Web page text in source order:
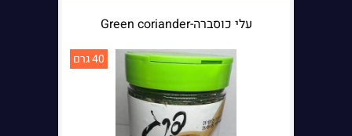
עלי כוסברה-Green coriander
40 גרם